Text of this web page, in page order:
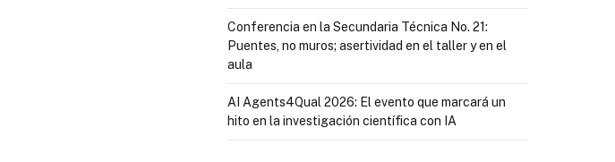
Conferencia en la Secundaria Técnica No. 21:
Puentes, no muros; asertividad en el taller y en el
aula
AI Agents4Qual 2026: El evento que marcará un
hito en la investigación científica con IA